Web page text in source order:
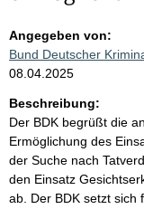
Angegeben von:
Bund Deutscher
08.04.2025
Beschreibung:
Der BDK begrüßt die
Ermöglichung des
der Suche nach
den Einsatz
ab. Der BDK setzt sich